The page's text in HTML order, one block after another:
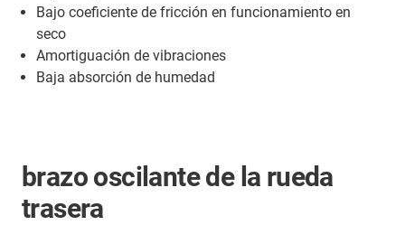
Bajo coeficiente de fricción en funcionamiento en
seco
Amortiguación de vibraciones
Baja absorción de humedad
brazo oscilante de la rueda
trasera